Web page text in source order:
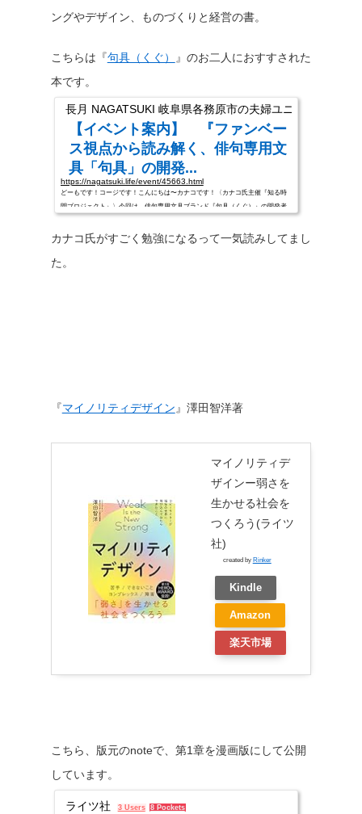
ングやデザイン、ものづくりと経営の書。
こちらは『句具（くぐ）
』のお二人におすすされた
本です。
長月 NAGATSUKI 岐阜県各務原市の夫婦ユニット
【イベント案内】 『ファンベー
ス視点から読み解く、俳句専用文
具「句具」の開発...
https://nagatsuki.life/event/45663.html
どーもです！コージです！こんにちは〜カナコです！〈カナコ氏主催『知る時
間プロジェクト』〉今回は、俳句専用文具ブランド『句具（くぐ）』の開発者
（くぐ）』〉＜ゲスト＞俳句専用文具「句具」開発者株式会社COMULAの後藤
者であり、自身も俳句を愛し、俳人として活動する株式会社COMULAの後藤麻
カナコ氏がすごく勉強になるって一気読みしてまし
た。
『マイノリティデザイン』澤田智洋著
マイノリティデ
ザインー弱さを
生かせる社会を
つくろう(ライツ
社)
created by Rinker
Kindle
Amazon
楽天市場
こちら、版元のnoteで、第1章を漫画版にして公開
しています。
ライツ社 3 Users 8 Pockets